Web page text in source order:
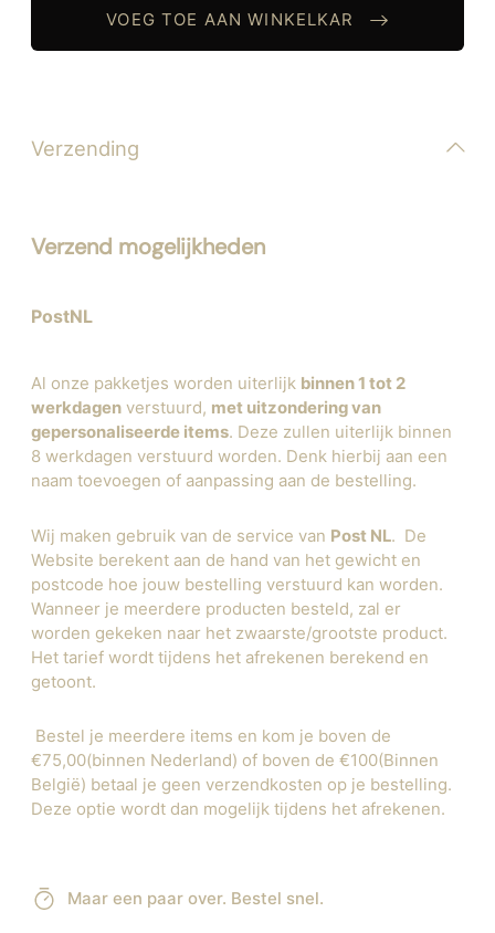
VOEG TOE AAN WINKELKAR
Verzending
Verzend mogelijkheden
PostNL
Al onze pakketjes worden uiterlijk binnen 1 tot 2
werkdagenverstuurd, met uitzondering van
gepersonaliseerde items. Deze zullen uiterlijk binnen
8 werkdagen verstuurd worden. Denk hierbij aan een
naam toevoegen of aanpassing aan de bestelling.
Wij maken gebruik van de service van Post NL. De
Website berekent aan de hand van het gewicht en
postcode hoe jouw bestelling verstuurd kan worden.
Wanneer je meerdere producten besteld, zal er
worden gekeken naar het zwaarste/grootste product.
Het tarief wordt tijdens het afrekenen berekend en
getoont.
Bestel je meerdere items en kom je boven de
€75,00(binnen Nederland) of boven de €100(Binnen
België) betaal je geen verzendkosten op je bestelling.
Deze optie wordt dan mogelijk tijdens het afrekenen.
Maar een paar over. Bestel snel.